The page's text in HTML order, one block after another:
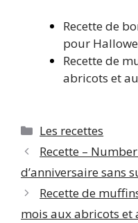
Recette de
pour
Recette de
abricots et
Les recettes
Recette –
d’anniversaire sans
Recette de
mois aux abricots et